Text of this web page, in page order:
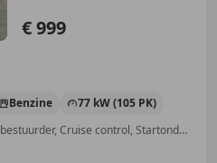
€ 999
Benzine
77 kW (105 PK)
Met onderhoudshistorie, Airbag bestuurder, Cruise control, Startonderbreker, Elektrische ramen, Adaptieve Cruise Control, Zij-airbags, Airconditioning